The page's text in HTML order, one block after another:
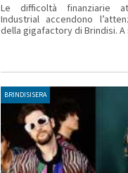
Le difficoltà finanziarie
Industrial accendono
della gigafactory di Brindisi. A
BRINDISISERA